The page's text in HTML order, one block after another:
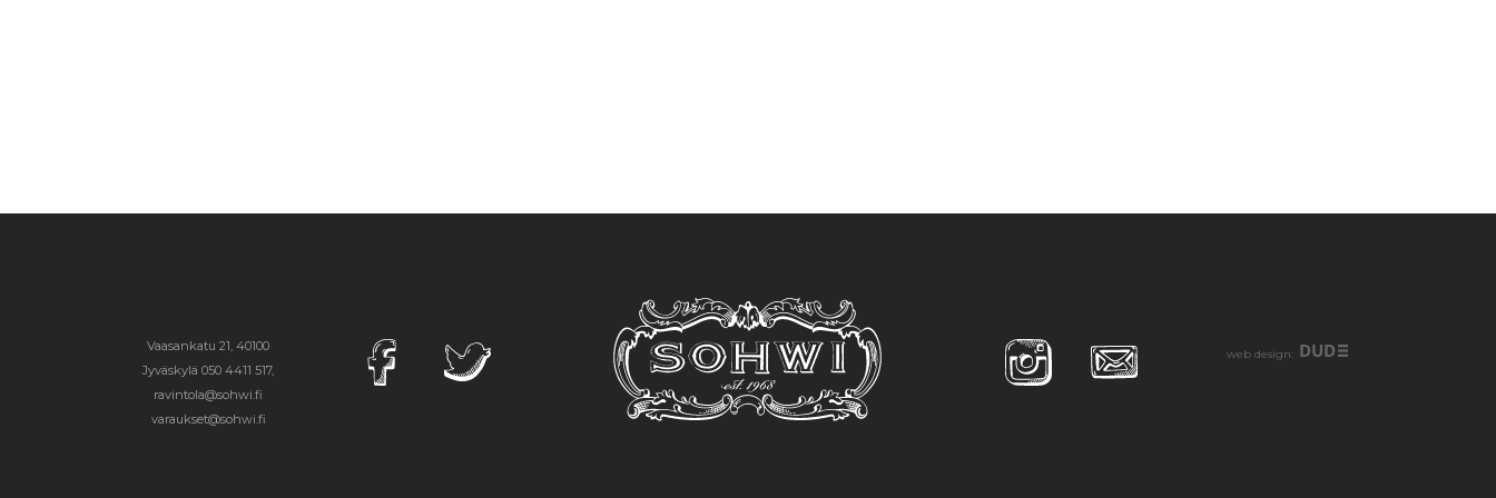
Vaasankatu 21, 40100
Jyväskylä 050 4411 517,
ravintola@sohwi.fi
varaukset@sohwi.fi
web design: DUD